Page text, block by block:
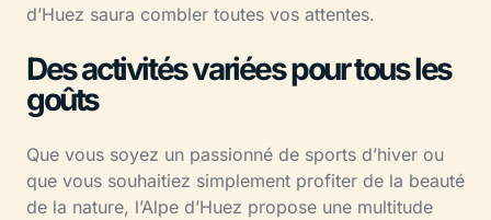
d’Huez saura combler toutes vos attentes.
Des activités variées pour tous les
goûts
Que vous soyez un passionné de sports d’hiver ou
que vous souhaitiez simplement profiter de la beauté
de la nature, l’Alpe d’Huez propose une multitude